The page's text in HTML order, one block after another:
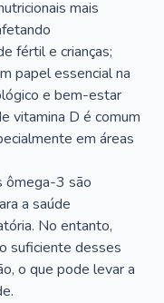
mais
fértil e crianças;
papel essencial na
e bem-estar
vitamina D é comum
em áreas
ômega-3 são
a saúde
No entanto,
suficiente desses
o que pode levar a